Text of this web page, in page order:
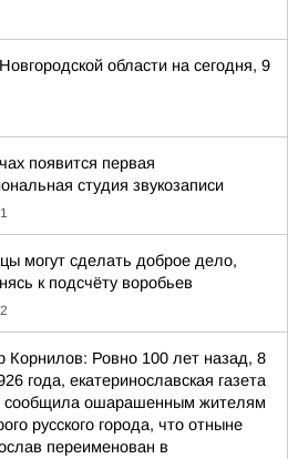
области на сегодня, 9
появится первая
студия звукозаписи
могут сделать доброе дело,
к подсчёту воробьев
Корнилов: Ровно 100 лет назад, 8
года, екатеринославская газета
сообщила ошарашенным жителям
русского города, что отныне
переименован в